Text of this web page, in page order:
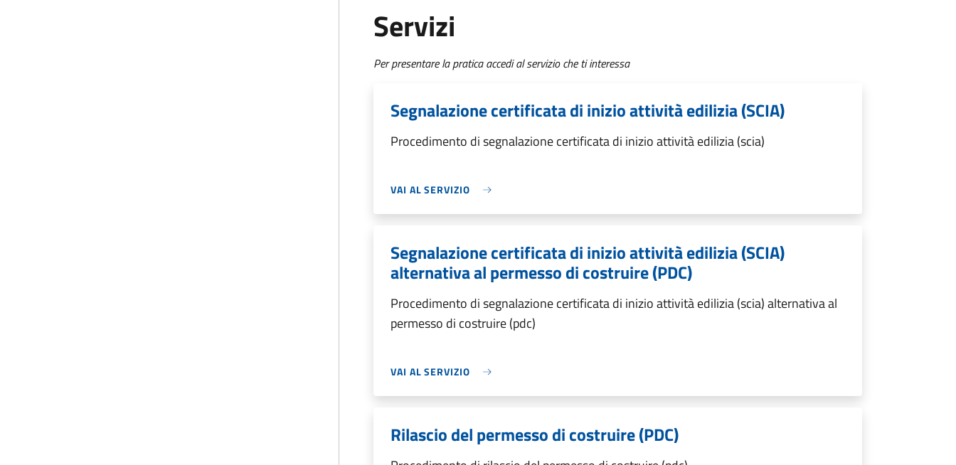
Servizi
Per presentare la pratica accedi al servizio che ti interessa
Segnalazione certificata di inizio attività edilizia (SCIA)
Procedimento di segnalazione certificata di inizio attività edilizia (scia)
VAI AL SERVIZIO
Segnalazione certificata di inizio attività edilizia (SCIA)
alternativa al permesso di costruire (PDC)
Procedimento di segnalazione certificata di inizio attività edilizia (scia) alternativa al
permesso di costruire (pdc)
VAI AL SERVIZIO
Rilascio del permesso di costruire (PDC)